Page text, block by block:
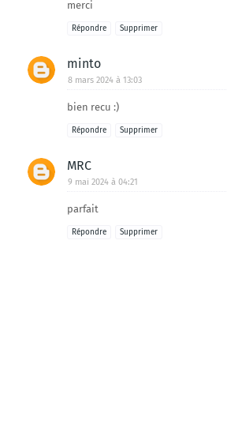
merci
Répondre Supprimer
minto
8 mars 2024 à 13:03
bien recu :)
Répondre Supprimer
MRC
9 mai 2024 à 04:21
parfait
Répondre Supprimer